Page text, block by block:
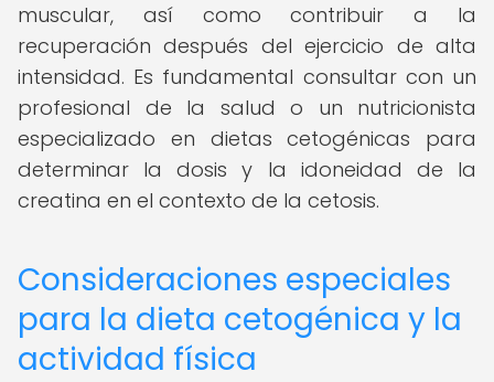
muscular, así como contribuir a la
recuperación después del ejercicio de alta
intensidad. Es fundamental consultar con un
profesional de la salud o un nutricionista
especializado en dietas cetogénicas para
determinar la dosis y la idoneidad de la
creatina en el contexto de la cetosis.
Consideraciones especiales
para la dieta cetogénica y la
actividad física